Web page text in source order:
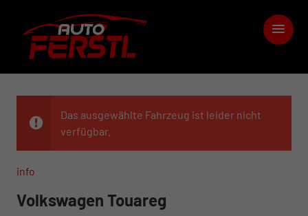
Das ausgewählte Fahrzeug ist leider nicht
verfügbar.
info
Volkswagen Touareg